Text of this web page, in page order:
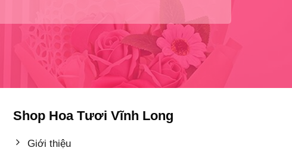
Shop Hoa Tươi Vĩnh Long
Giới thiệu